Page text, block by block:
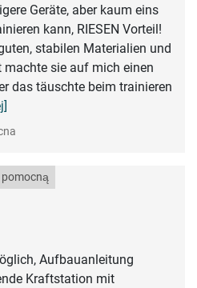
Geräte, aber kaum eins
kann, RIESEN Vorteil!
stabilen Materialien und
machte sie auf mich einen
das täuschte beim trainieren
pomocną
Aufbauanleitung
Kraftstation mit